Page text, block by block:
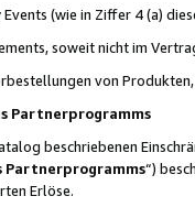
Events (wie in Ziffer 4 (a)
soweit nicht im
von
Partnerprogramms
beschriebenen
Partnerprogramms“)
Erlöse.